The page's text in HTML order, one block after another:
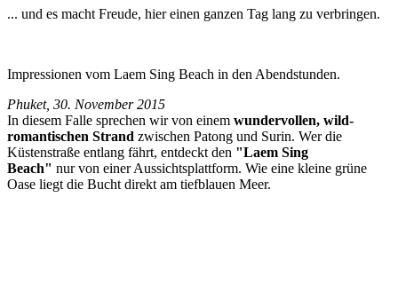
... und es macht Freude, hier einen ganzen Tag lang zu verbringen.
Impressionen vom Laem Sing Beach in den Abendstunden.
Phuket, 30. November 2015
In diesem Falle sprechen wir von einem wundervollen, wild-
romantischen Strand zwischen Patong und Surin. Wer die
Küstenstraße entlang fährt, entdeckt den "Laem Sing
Beach" nur von einer Aussichtsplattform. Wie eine kleine grüne
Oase liegt die Bucht direkt am tiefblauen Meer.